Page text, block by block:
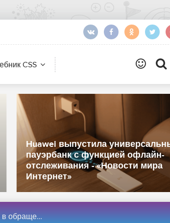
CSS
Huawei выпустила
пауэрбанк с функцией офлайн-
отслеживания - «Новости мира
Интернет»
рынка - «Новости сети»